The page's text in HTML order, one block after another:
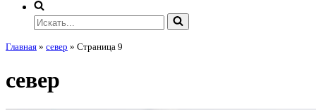
Главная » север » Страница 9
север